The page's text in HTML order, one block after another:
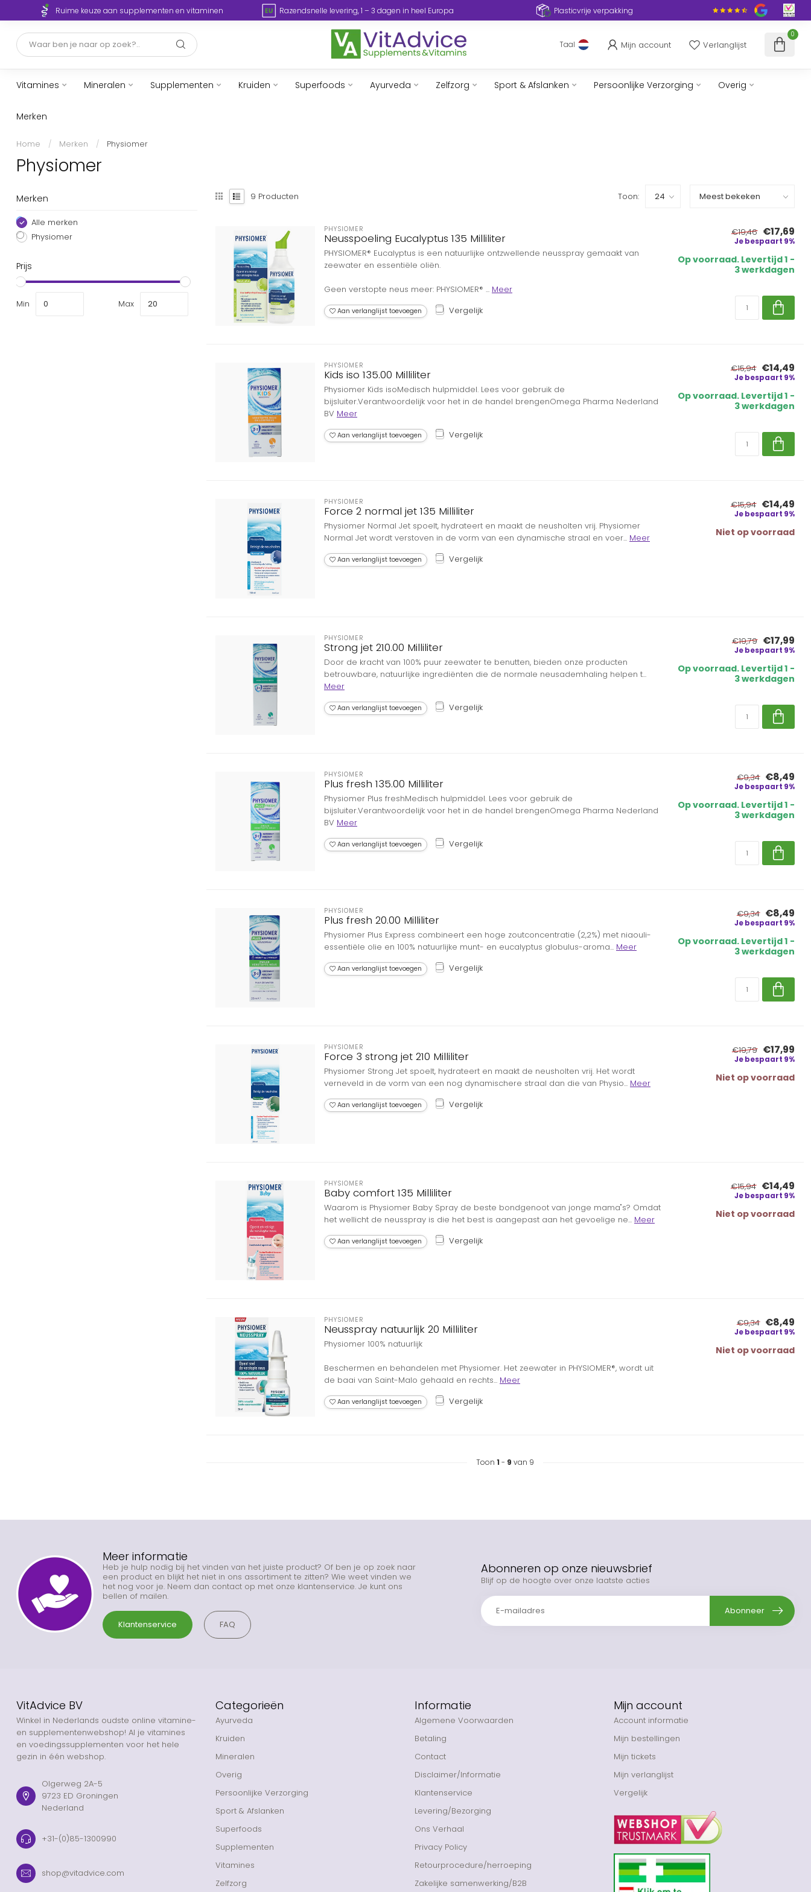
Ruime keuze aan supplementen en vitaminen Razendsnelle levering, 1 – 3 dagen in heel Europa Plasticvrije verpakking
Taal Mijn account Verlanglijst
0
Vitamines Mineralen Supplementen Kruiden Superfoods Ayurveda Zelfzorg Sport & Afslanken Persoonlijke Verzorging Overig
Merken
Home / Merken / Physiomer
Physiomer
Merken
Alle merken
Physiomer
Prijs
Min Max
9 Producten Toon:
PHYSIOMER
Neusspoeling Eucalyptus 135 Milliliter
PHYSIOMER® Eucalyptus is een natuurlijke ontzwellende neusspray gemaakt van
zeewater en essentiële oliën.
Geen verstopte neus meer: PHYSIOMER® ... Meer
Aan verlanglijst toevoegen Vergelijk
€19,46 €17,69
Je bespaart 9%
Op voorraad. Levertijd 1 -
3 werkdagen
PHYSIOMER
Kids iso 135.00 Milliliter
Physiomer Kids isoMedisch hulpmiddel. Lees voor gebruik de
bijsluiter.Verantwoordelijk voor het in de handel brengenOmega Pharma Nederland
BV Meer
Aan verlanglijst toevoegen Vergelijk
€15,94 €14,49
Je bespaart 9%
Op voorraad. Levertijd 1 -
3 werkdagen
PHYSIOMER
Force 2 normal jet 135 Milliliter
Physiomer Normal Jet spoelt, hydrateert en maakt de neusholten vrij. Physiomer
Normal Jet wordt verstoven in de vorm van een dynamische straal en voer... Meer
Aan verlanglijst toevoegen Vergelijk
€15,94 €14,49
Je bespaart 9%
Niet op voorraad
PHYSIOMER
Strong jet 210.00 Milliliter
Door de kracht van 100% puur zeewater te benutten, bieden onze producten
betrouwbare, natuurlijke ingrediënten die de normale neusademhaling helpen t...
Meer
Aan verlanglijst toevoegen Vergelijk
€19,79 €17,99
Je bespaart 9%
Op voorraad. Levertijd 1 -
3 werkdagen
PHYSIOMER
Plus fresh 135.00 Milliliter
Physiomer Plus freshMedisch hulpmiddel. Lees voor gebruik de
bijsluiter.Verantwoordelijk voor het in de handel brengenOmega Pharma Nederland
BV Meer
Aan verlanglijst toevoegen Vergelijk
€9,34 €8,49
Je bespaart 9%
Op voorraad. Levertijd 1 -
3 werkdagen
PHYSIOMER
Plus fresh 20.00 Milliliter
Physiomer Plus Express combineert een hoge zoutconcentratie (2,2%) met niaouli-
essentiële olie en 100% natuurlijke munt- en eucalyptus globulus-aroma... Meer
Aan verlanglijst toevoegen Vergelijk
€9,34 €8,49
Je bespaart 9%
Op voorraad. Levertijd 1 -
3 werkdagen
PHYSIOMER
Force 3 strong jet 210 Milliliter
Physiomer Strong Jet spoelt, hydrateert en maakt de neusholten vrij. Het wordt
verneveld in de vorm van een nog dynamischere straal dan die van Physio... Meer
Aan verlanglijst toevoegen Vergelijk
€19,79 €17,99
Je bespaart 9%
Niet op voorraad
PHYSIOMER
Baby comfort 135 Milliliter
Waarom is Physiomer Baby Spray de beste bondgenoot van jonge mama"s? Omdat
het wellicht de neusspray is die het best is aangepast aan het gevoelige ne... Meer
Aan verlanglijst toevoegen Vergelijk
€15,94 €14,49
Je bespaart 9%
Niet op voorraad
PHYSIOMER
Neusspray natuurlijk 20 Milliliter
Physiomer 100% natuurlijk
Beschermen en behandelen met Physiomer. Het zeewater in PHYSIOMER®, wordt uit
de baai van Saint-Malo gehaald en rechts... Meer
Aan verlanglijst toevoegen Vergelijk
€9,34 €8,49
Je bespaart 9%
Niet op voorraad
Toon 1 - 9 van 9
Meer informatie
Heb je hulp nodig bij het vinden van het juiste product? Of ben je op zoek naar
een product en blijkt het niet in ons assortiment te zitten? Wie weet vinden we
het nog voor je. Neem dan contact op met onze klantenservice. Je kunt ons
bellen of mailen.
Klantenservice FAQ
Abonneren op onze nieuwsbrief
Blijf op de hoogte over onze laatste acties
Abonneer
VitAdvice BV
Winkel in Nederlands oudste online vitamine-
en supplementenwebshop! Al je vitamines
en voedingssupplementen voor het hele
gezin in één webshop.
Olgerweg 2A-5
9723 ED Groningen
Nederland
+31-(0)85-1300990
shop@vitadvice.com
Categorieën
Ayurveda
Kruiden
Mineralen
Overig
Persoonlijke Verzorging
Sport & Afslanken
Superfoods
Supplementen
Vitamines
Zelfzorg
Informatie
Algemene Voorwaarden
Betaling
Contact
Disclaimer/Informatie
Klantenservice
Levering/Bezorging
Ons Verhaal
Privacy Policy
Retourprocedure/herroeping
Zakelijke samenwerking/B2B
Mijn account
Account informatie
Mijn bestellingen
Mijn tickets
Mijn verlanglijst
Vergelijk